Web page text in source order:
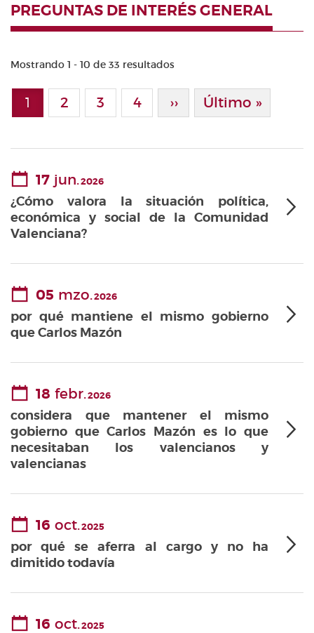
PREGUNTAS DE INTERÉS GENERAL
Mostrando 1 - 10 de 33 resultados
Paginación
Página actual
1 Page
2 Page
3 Page
4 Siguiente Página
›› Última Página
Último »
17 jun.2026
¿Cómo valora la situación política,
económica y social de la Comunidad
Valenciana?
05 mzo.2026
por qué mantiene el mismo gobierno
que Carlos Mazón
18 febr.2026
considera que mantener el mismo
gobierno que Carlos Mazón es lo que
necesitaban los valencianos y
valencianas
16 oct.2025
por qué se aferra al cargo y no ha
dimitido todavía
16 oct.2025